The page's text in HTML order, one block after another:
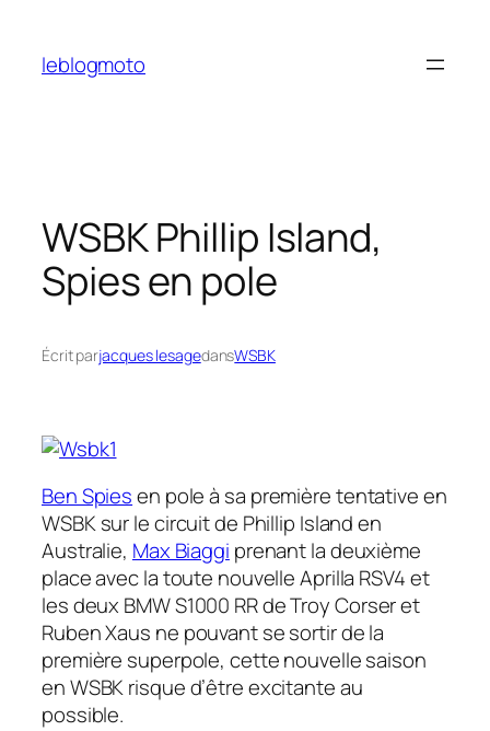
contenu
leblogmoto
WSBK Phillip Island,
Spies en pole
Écrit parjacques lesagedansWSBK
Ben Spiesen pole à sa première tentative en
WSBK sur le circuit de Phillip Island en
Australie, Max Biaggi prenant la deuxième
place avec la toute nouvelle Aprilla RSV4 et
les deux BMW S1000 RR de Troy Corser et
Ruben Xaus ne pouvant se sortir de la
première superpole, cette nouvelle saison
en WSBK risque d’être excitante au
possible.